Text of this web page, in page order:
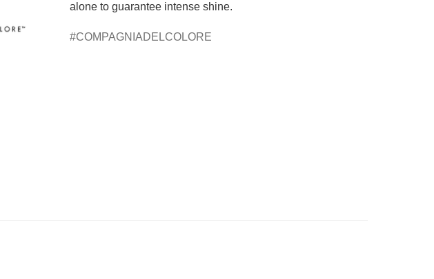
alone to guarantee intense shine.
COMPAGNIADELCOLORE